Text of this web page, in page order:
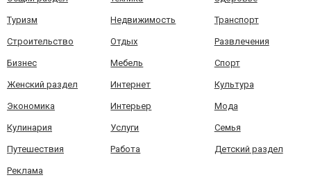
Туризм Недвижимость Транспорт
Строительство Отдых Развлечения
Бизнес Мебель Спорт
Женский раздел Интернет Культура
Экономика Интерьер Мода
Кулинария Услуги Семья
Путешествия Работа Детский раздел
Реклама